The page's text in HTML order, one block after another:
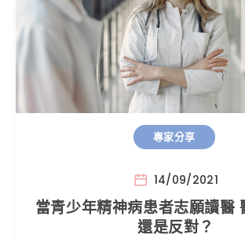
專家分享
14/09/2021
當青少年精神病患者志願讀醫
還是反對？